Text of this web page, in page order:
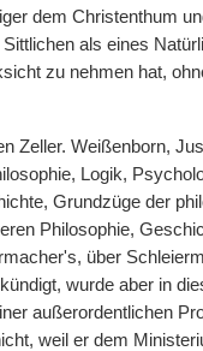
dem Christenthum
als eines
zu nehmen hat,
Zeller. Weißenborn,
Logik,
Grundzüge der
Philosophie,
über
wurde aber in
außerordentlichen
weil er dem